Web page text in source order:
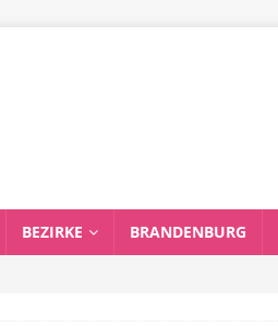
BEZIRKE BRANDENBURG